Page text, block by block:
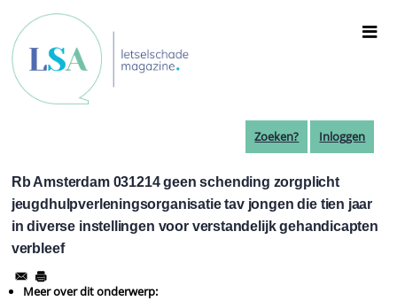
naar
de
inhoud
gaan
Zoeken? Inloggen
Rb Amsterdam 031214 geen schending zorgplicht
jeugdhulpverleningsorganisatie tav jongen die tien jaar
in diverse instellingen voor verstandelijk gehandicapten
verbleef
Meer over dit onderwerp: